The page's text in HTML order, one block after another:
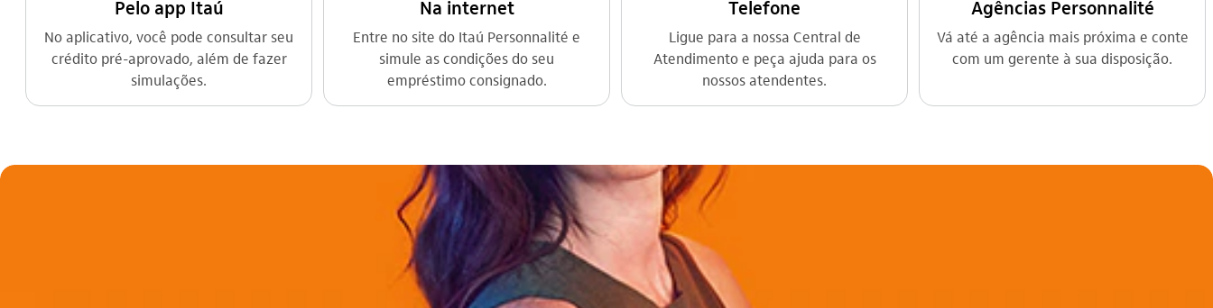
Pelo app Itaú
No aplicativo, você pode consultar seu
crédito pré-aprovado, além de fazer
simulações.
Na internet
Entre no site do Itaú Personnalité e
simule as condições do seu
empréstimo consignado.
Telefone
Ligue para a nossa Central de
Atendimento e peça ajuda para os
nossos atendentes.
Agências Personnalité
Vá até a agência mais próxima e conte
com um gerente à sua disposição.